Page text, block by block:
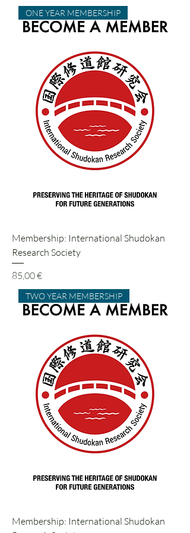
ONE YEAR MEMBERSHIP
Membership: International Shudokan
Research Society
Preis
85,00 €
TWO YEAR MEMBERSHIP
Membership: International Shudokan